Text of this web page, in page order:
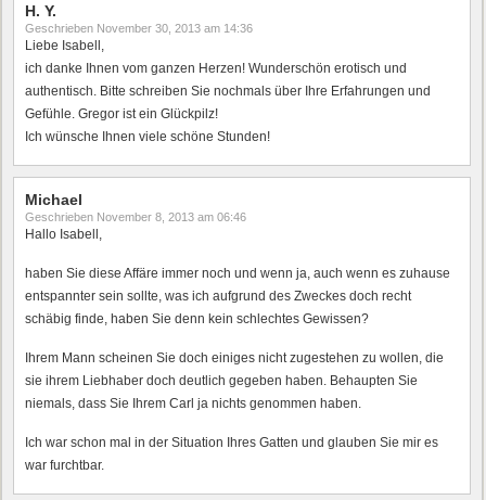
H. Y.
Geschrieben November 30, 2013 am 14:36
Liebe Isabell,
ich danke Ihnen vom ganzen Herzen! Wunderschön erotisch und
authentisch. Bitte schreiben Sie nochmals über Ihre Erfahrungen und
Gefühle. Gregor ist ein Glückpilz!
Ich wünsche Ihnen viele schöne Stunden!
Michael
Geschrieben November 8, 2013 am 06:46
Hallo Isabell,
haben Sie diese Affäre immer noch und wenn ja, auch wenn es zuhause
entspannter sein sollte, was ich aufgrund des Zweckes doch recht
schäbig finde, haben Sie denn kein schlechtes Gewissen?
Ihrem Mann scheinen Sie doch einiges nicht zugestehen zu wollen, die
sie ihrem Liebhaber doch deutlich gegeben haben. Behaupten Sie
niemals, dass Sie Ihrem Carl ja nichts genommen haben.
Ich war schon mal in der Situation Ihres Gatten und glauben Sie mir es
war furchtbar.